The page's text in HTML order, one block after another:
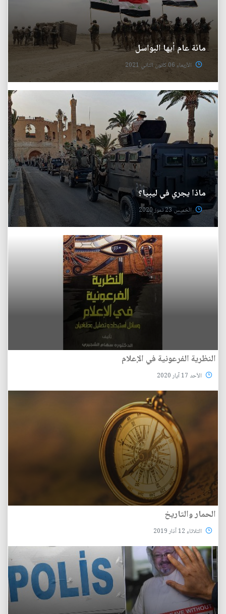
مائة عام أيها البواسل
الأربعاء 06 كانون الثاني 2021
ماذا يجري في ليبيا؟
الخميس 23 تموز 2020
النظرية الفرعونية في الإعلام
الأحد 17 آيار 2020
الحمار والتاريخ
الثلاثاء 12 آذار 2019